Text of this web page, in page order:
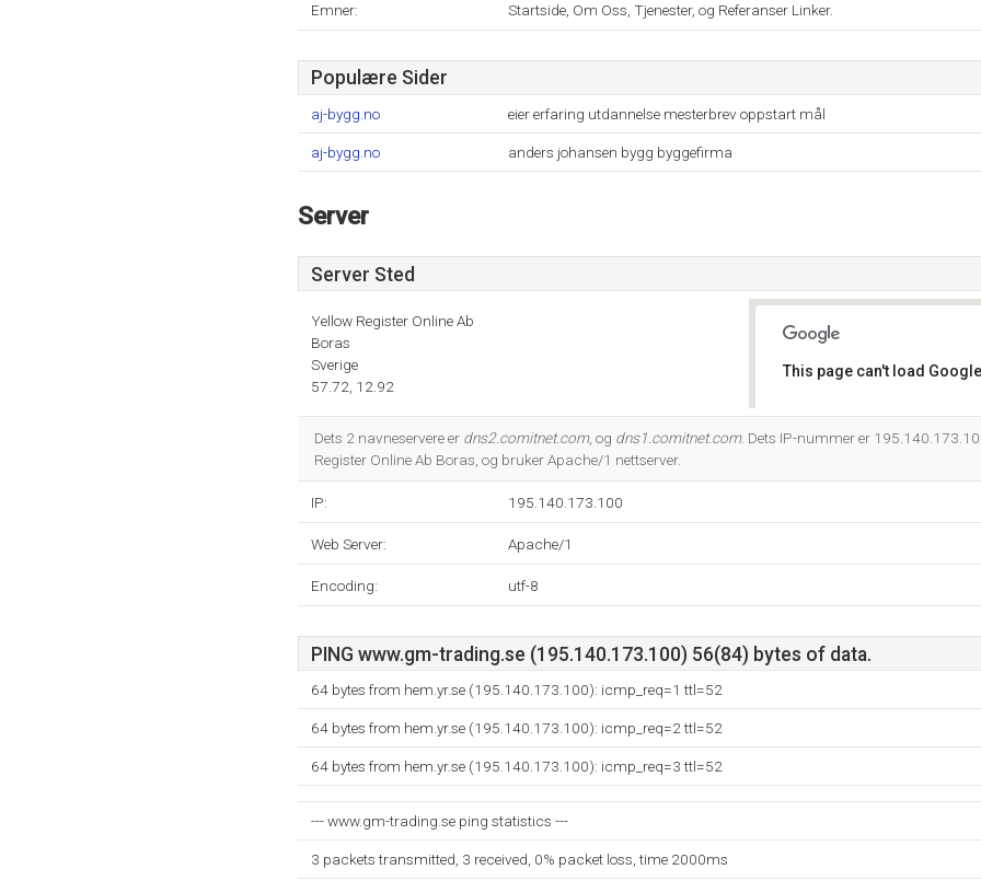
Emner: Startside, Om Oss, Tjenester, og Referanser Linker.
Populære Sider
aj-bygg.no eier erfaring utdannelse mesterbrev oppstart mål
aj-bygg.no anders johansen bygg byggefirma
Server
Server Sted
Yellow Register Online Ab
Boras
Sverige
57.72, 12.92
This page can't load
Dets 2 navneservere er dns2.comitnet.com, og dns1.comitnet.com. Dets IP-nummer er
Register Online Ab Boras, og bruker Apache/1 nettserver.
IP: 195.140.173.100
Web Server: Apache/1
Encoding: utf-8
PING www.gm-trading.se (195.140.173.100) 56(84) bytes of data.
64 bytes from hem.yr.se (195.140.173.100): icmp_req=1 ttl=52
64 bytes from hem.yr.se (195.140.173.100): icmp_req=2 ttl=52
64 bytes from hem.yr.se (195.140.173.100): icmp_req=3 ttl=52
--- www.gm-trading.se ping statistics ---
3 packets transmitted, 3 received, 0% packet loss, time 2000ms